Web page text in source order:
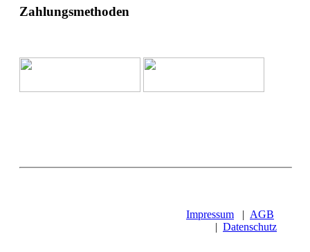
Zahlungsmethoden
Impressum | AGB
| Datenschutz